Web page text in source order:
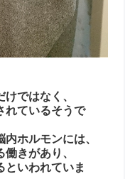
ではなく、
れているそうで
ホルモンには、
きがあり、
といわれていま